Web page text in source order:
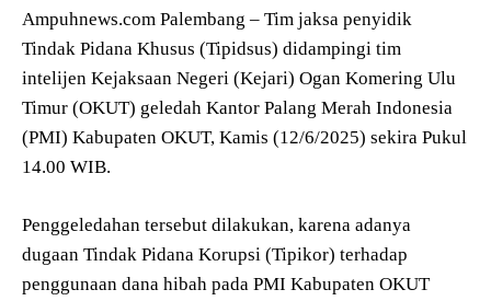
Ampuhnews.com Palembang – Tim jaksa penyidik
Tindak Pidana Khusus (Tipidsus) didampingi tim
intelijen Kejaksaan Negeri (Kejari) Ogan Komering Ulu
Timur (OKUT) geledah Kantor Palang Merah Indonesia
(PMI) Kabupaten OKUT, Kamis (12/6/2025) sekira Pukul
14.00 WIB.
Penggeledahan tersebut dilakukan, karena adanya
dugaan Tindak Pidana Korupsi (Tipikor) terhadap
penggunaan dana hibah pada PMI Kabupaten OKUT